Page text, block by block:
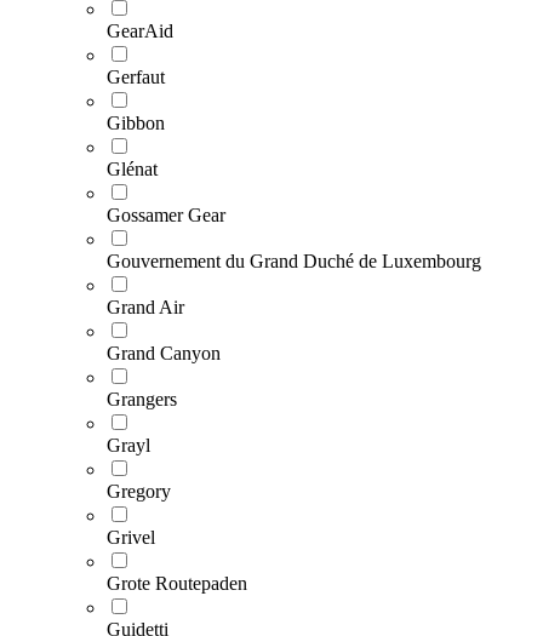
GearAid
Gerfaut
Gibbon
Glénat
Gossamer Gear
Gouvernement du Grand Duché de Luxembourg
Grand Air
Grand Canyon
Grangers
Grayl
Gregory
Grivel
Grote Routepaden
Guidetti